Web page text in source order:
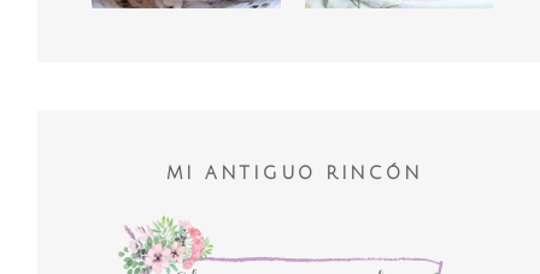
MI ANTIGUO RINCÓN